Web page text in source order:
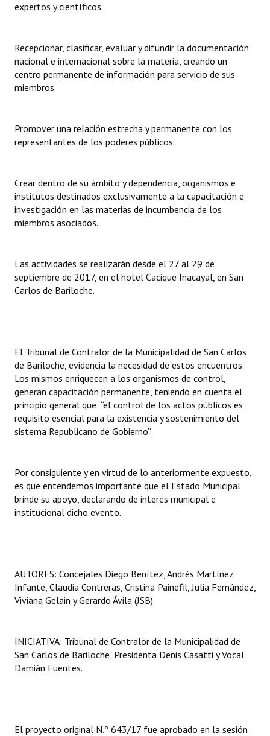
expertos y científicos.
Recepcionar, clasificar, evaluar y difundir la documentación
nacional e internacional sobre la materia, creando un
centro permanente de información para servicio de sus
miembros.
Promover una relación estrecha y permanente con los
representantes de los poderes públicos.
Crear dentro de su ámbito y dependencia, organismos e
institutos destinados exclusivamente a la capacitación e
investigación en las materias de incumbencia de los
miembros asociados.
Las actividades se realizarán desde el 27 al 29 de
septiembre de 2017, en el hotel Cacique Inacayal, en San
Carlos de Bariloche.
El Tribunal de Contralor de la Municipalidad de San Carlos
de Bariloche, evidencia la necesidad de estos encuentros.
Los mismos enriquecen a los organismos de control,
generan capacitación permanente, teniendo en cuenta el
principio general que: “el control de los actos públicos es
requisito esencial para la existencia y sostenimiento del
sistema Republicano de Gobierno”.
Por consiguiente y en virtud de lo anteriormente expuesto,
es que entendemos importante que el Estado Municipal
brinde su apoyo, declarando de interés municipal e
institucional dicho evento.
AUTORES: Concejales Diego Benítez, Andrés Martínez
Infante, Claudia Contreras, Cristina Painefil, Julia Fernández,
Viviana Gelain y Gerardo Ávila (JSB).
INICIATIVA: Tribunal de Contralor de la Municipalidad de
San Carlos de Bariloche, Presidenta Denis Casatti y Vocal
Damián Fuentes.
El proyecto original N.º 643/17 fue aprobado en la sesión